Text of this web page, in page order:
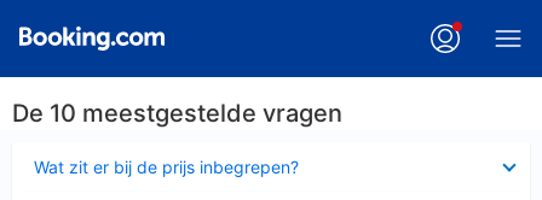
De 10 meestgestelde vragen
Wat zit er bij de prijs inbegrepen?